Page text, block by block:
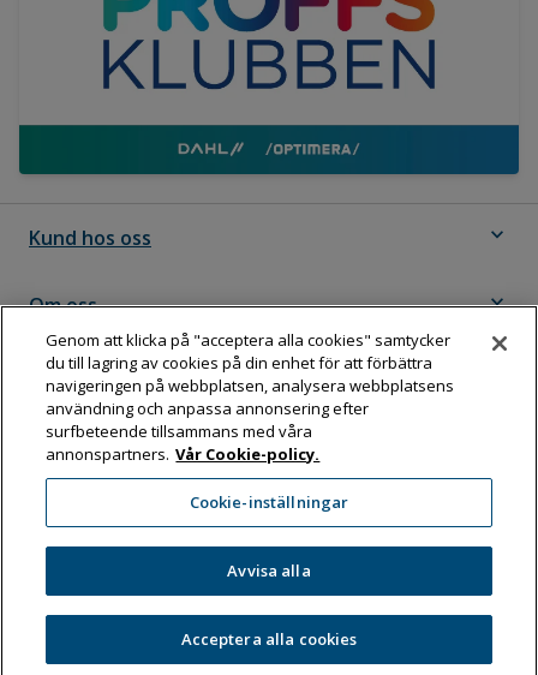
Kund hos oss expand_more
Om oss expand_more
Följ Dahl
Dahl Sverige AB
Box 11076, 161 11 BROMMA
Tel:08-583 595 00
Genom att klicka på "acceptera alla cookies" samtycker
du till lagring av cookies på din enhet för att förbättra
navigeringen på webbplatsen, analysera webbplatsens
användning och anpassa annonsering efter
surfbeteende tillsammans med våra
annonspartners. Vår Cookie-policy.
Cookie-inställningar
Avvisa alla
Acceptera alla cookies